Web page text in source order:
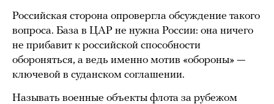
Российская сторона опровергла обсуждение такого
вопроса. База в ЦАР не нужна России: она ничего
не прибавит к российской способности
обороняться, а ведь именно мотив «обороны» —
ключевой в суданском соглашении.
Называть военные объекты флота за рубежом